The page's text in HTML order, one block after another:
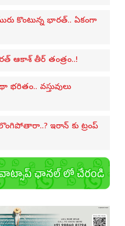
కొంటున్న భారత్.. ఏకంగా
ఆకాశ్ తీర్ తంత్రం..!
వస్తువులు
ఇరాన్ కు ట్రంప్